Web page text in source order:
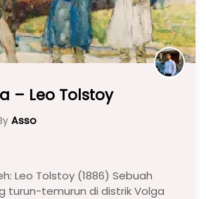
– Leo Tolstoy
Asso
Leo Tolstoy (1886) Sebuah
turun-temurun di distrik Volga